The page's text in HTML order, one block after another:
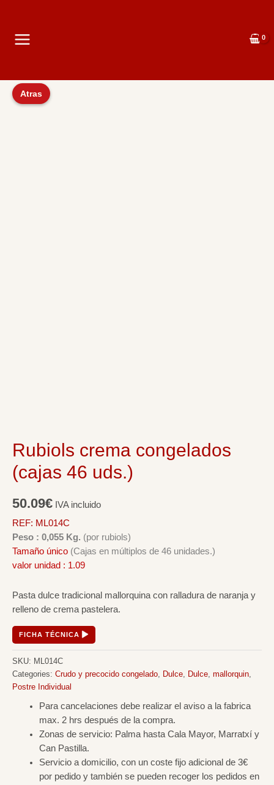
Rubiols crema congelados
(cajas 46 uds.)
50.09€ IVA incluido
REF: ML014C
Peso : 0,055 Kg. (por rubiols)
Tamaño único (Cajas en múltiplos de 46 unidades.)
valor unidad : 1.09
Pasta dulce tradicional mallorquina con ralladura de naranja y
relleno de crema pastelera.
FICHA TÉCNICA
SKU: ML014C
Categories: Crudo y precocido congelado Dulce Dulce mallorquin
Postre Individual
Para cancelaciones debe realizar el aviso a la fabrica
max. 2 hrs después de la compra.
Zonas de servicio: Palma hasta Cala Mayor, Marratxí y
Can Pastilla.
Servicio a domicilio, con un coste fijo adicional de 3€
por pedido y también se pueden recoger los pedidos en
Atras